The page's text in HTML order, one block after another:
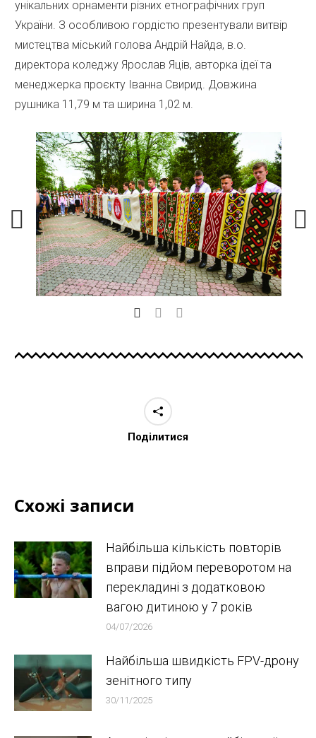
унікальних орнаменти різних етнографічних груп
України. З особливою гордістю презентували витвір
мистецтва міський голова Андрій Найда, в.о.
директора коледжу Ярослав Яців, авторка ідеї та
менеджерка проєкту Іванна Свирид. Довжина
рушника 11,79 м та ширина 1,02 м.
Поділитися
Схожі записи
Найбільша кількість повторів
вправи підйом переворотом на
перекладині з додатковою
вагою дитиною у 7 років
04/07/2026
Найбільша швидкість FPV-дрону
зенітного типу
30/11/2025